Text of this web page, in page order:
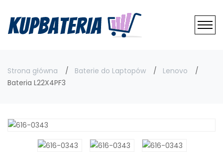
Strona główna Baterie do Laptopów
Lenovo
Bateria L22X4PF3